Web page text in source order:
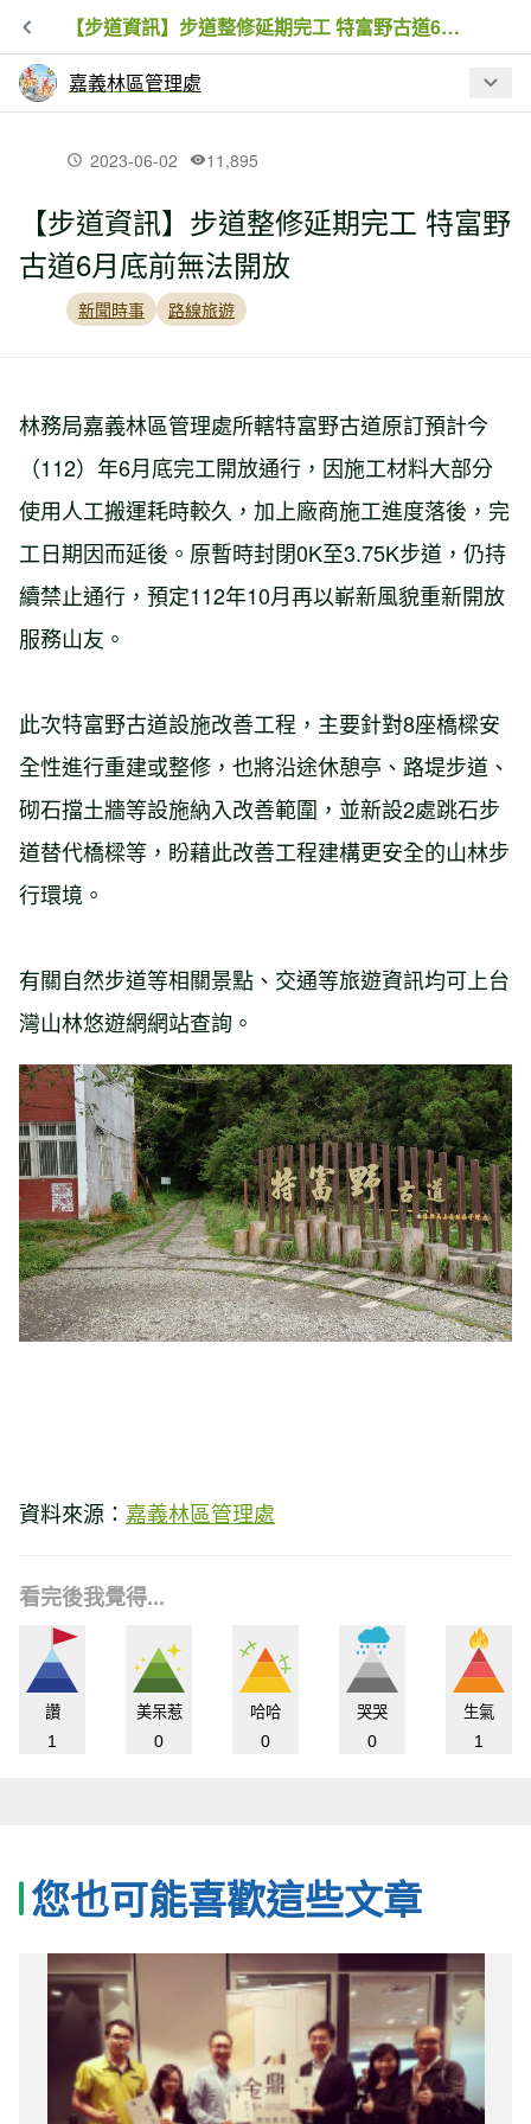
【步道資訊】步道整修延期完工 特富野古道6月底前無法開放
嘉義林區管理處
最新文章
【步道資訊】步道整修延期完工 特富野
古道6月底前無法開放
市集開麥啦！
2023-06-02 11,895
【步道資訊】步道整修延期完工 特富野
古道6月底前無法開放
新聞時事 路線旅遊
林務局嘉義林區管理處所轄特富野古道原訂預計今
（112）年6月底完工開放通行，因施工材料大部分
使用人工搬運耗時較久，加上廠商施工進度落後，完
工日期因而延後。原暫時封閉0K至3.75K步道，仍持
續禁止通行，預定112年10月再以嶄新風貌重新開放
服務山友。
此次特富野古道設施改善工程，主要針對8座橋樑安
全性進行重建或整修，也將沿途休憩亭、路堤步道、
砌石擋土牆等設施納入改善範圍，並新設2處跳石步
道替代橋樑等，盼藉此改善工程建構更安全的山林步
行環境。
有關自然步道等相關景點、交通等旅遊資訊均可上台
灣山林悠遊網網站查詢。
資料來源： 嘉義林區管理處
看完後我覺得...
讚
1
美呆惹
0
哈哈
0
哭哭
0
生氣
1
您也可能喜歡這些文章